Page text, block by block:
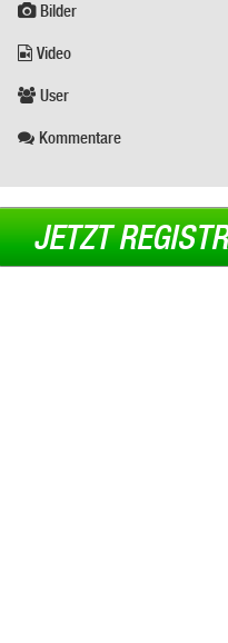
Bilder
Video
User
Kommentare
JETZT